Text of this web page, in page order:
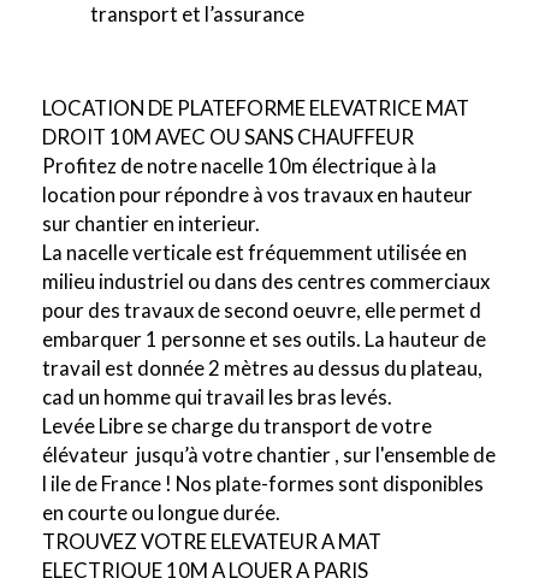
transport et l’assurance
LOCATION DE PLATEFORME ELEVATRICE MAT
DROIT 10M AVEC OU SANS CHAUFFEUR
Profitez de notre nacelle 10m électrique à la
location pour répondre à vos travaux en hauteur
sur chantier en interieur.
La nacelle verticale est fréquemment utilisée en
milieu industriel ou dans des centres commerciaux
pour des travaux de second oeuvre, elle permet d
embarquer 1 personne et ses outils. La hauteur de
travail est donnée 2 mètres au dessus du plateau,
cad un homme qui travail les bras levés.
Levée Libre se charge du transport de votre
élévateur jusqu’à votre chantier , sur l'ensemble de
l ile de France ! Nos plate-formes sont disponibles
en courte ou longue durée.
TROUVEZ VOTRE ELEVATEUR A MAT
ELECTRIQUE 10M A LOUER A PARIS